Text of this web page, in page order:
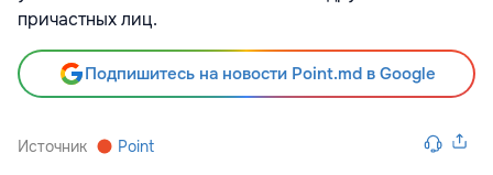
причастных лиц.
Подпишитесь на новости Point.md в Google
Источник Point